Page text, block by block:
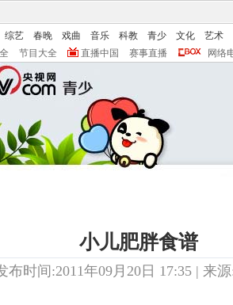
综艺 春晚 戏曲 音乐 科教 青少 文化
艺术
节目大全 直播中国 赛事直播 网络
小儿肥胖食谱
布时间:2011年09月20日 17:35 | 来